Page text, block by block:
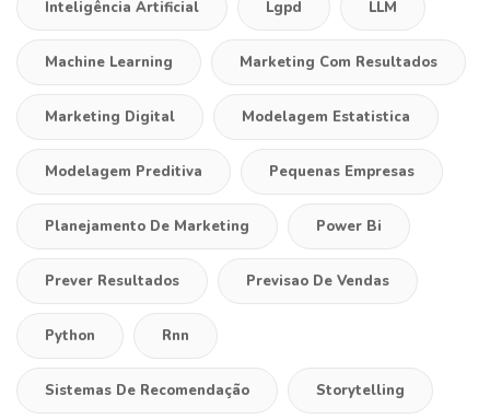
Inteligência Artificial Lgpd LLM
Machine Learning Marketing Com Resultados
Marketing Digital Modelagem Estatistica
Modelagem Preditiva Pequenas Empresas
Planejamento De Marketing Power Bi
Prever Resultados Previsao De Vendas
Python Rnn
Sistemas De Recomendação Storytelling